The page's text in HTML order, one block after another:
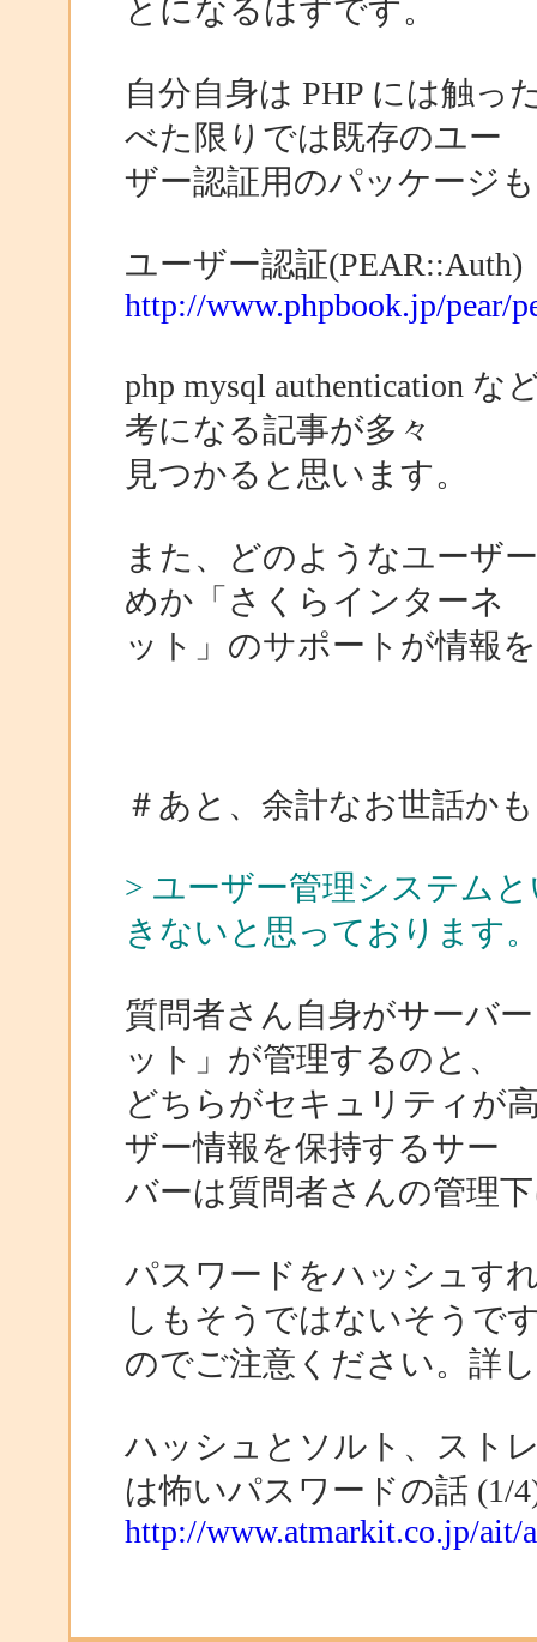
とになるはずです。
自分自身は PHP には触
べた限りでは既存のユー
ザー認証用のパッケージ
ユーザー認証(PEAR::Auth)
http://www.phpbook.jp/pear/
php mysql authentication
考になる記事が多々
見つかると思います。
また、どのようなユーザ
めか「さくらインターネ
ット」のサポートが情報
＃あと、余計なお世話か
> ユーザー管理システム
きないと思っております
質問者さん自身がサーバ
ット」が管理するのと、
どちらがセキュリティが
ザー情報を保持するサー
バーは質問者さんの管理
パスワードをハッシュす
しもそうではないそうで
のでご注意ください。詳
ハッシュとソルト、スト
は怖いパスワードの話 (1/
http://www.atmarkit.co.jp/ait/